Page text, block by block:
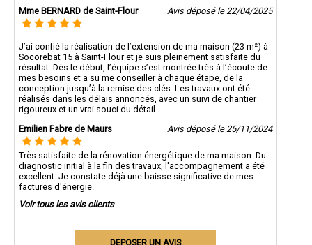
Mme BERNARD de Saint-Flour Avis déposé le 22/04/2025
J’ai confié la réalisation de l’extension de ma maison (23 m²) à
Socorebat 15 à Saint-Flour et je suis pleinement satisfaite du
résultat. Dès le début, l’équipe s’est montrée très à l’écoute de
mes besoins et a su me conseiller à chaque étape, de la
conception jusqu’à la remise des clés. Les travaux ont été
réalisés dans les délais annoncés, avec un suivi de chantier
rigoureux et un vrai souci du détail.
Emilien Fabre de Maurs
Avis déposé le 25/11/2024
Très satisfaite de la rénovation énergétique de ma maison. Du
diagnostic initial à la fin des travaux, l'accompagnement a été
excellent. Je constate déjà une baisse significative de mes
factures d'énergie.
Voir tous les avis clients
DEPOSER UN AVIS